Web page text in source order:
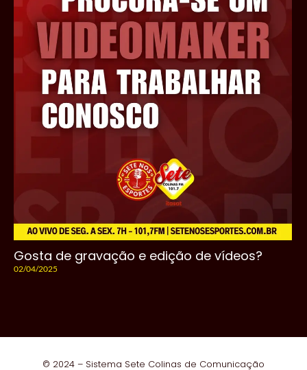
Gosta de gravação e edição de vídeos?
02/04/2025
© 2024 – Sistema Sete Colinas de Comunicação